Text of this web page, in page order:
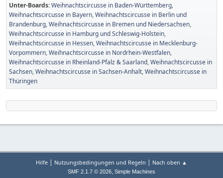
Unter-Boards Weihnachtscircusse in Baden-Württemberg
Weihnachtscircusse in Bayern Weihnachtscircusse in Berlin und
Brandenburg Weihnachtscircusse in Bremen und Niedersachsen
Weihnachtscircusse in Hamburg und Schleswig-Holstein
Weihnachtscircusse in Hessen Weihnachtscircusse in Mecklenburg-
Vorpommern Weihnachtscircusse in Nordrhein-Westfalen
Weihnachtscircusse in Rheinland-Pfalz & Saarland Weihnachtscircusse in
Sachsen Weihnachtscircusse in Sachsen-Anhalt Weihnachtscircusse in
Thüringen
Hilfe | Nutzungsbedingungen und Regeln | Nach oben ▲
SMF 2.1.7 © 2026, Simple Machines